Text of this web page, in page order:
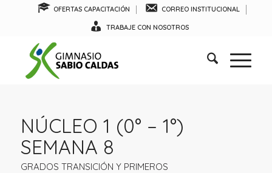
OFERTAS CAPACITACIÓN CORREO INSTITUCIONAL
TRABAJE CON NOSOTROS
NÚCLEO 1 (0° – 1°)
SEMANA 8
GRADOS TRANSICIÓN Y PRIMEROS